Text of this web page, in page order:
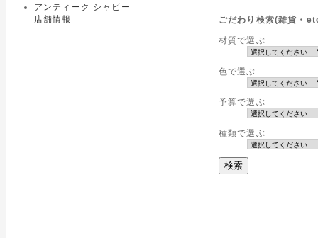
アンティーク シャビー
店舗情報
ごだわり検索(雑貨・
材質で選ぶ
色で選ぶ
予算で選ぶ
種類で選ぶ